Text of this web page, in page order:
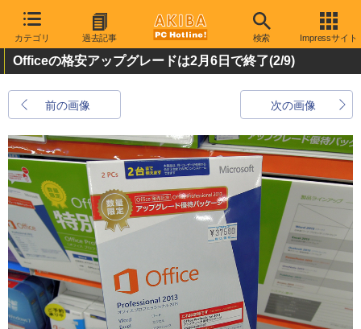
カテゴリ 過去記事 検索 Impressサイト
Officeの格安アップグレードは2月6日で終了(2/9)
前の画像 次の画像